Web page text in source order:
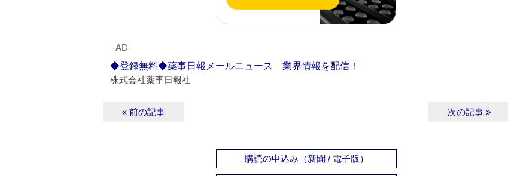
‐AD‐
◆登録無料◆薬事日報メールニュース 業界情報を配信！
株式会社薬事日報社
« 前の記事 次の記事 »
購読の申込み（新聞 / 電子版）